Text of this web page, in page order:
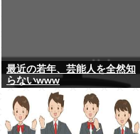
最近の若年、芸能人を全然知
らないwww